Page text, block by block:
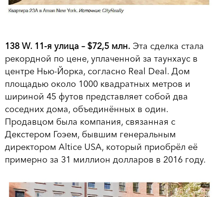
138 W. 11-я улица – $72,5 млн. Эта сделка стала
рекордной по цене, уплаченной за таунхаус в
центре Нью-Йорка, согласно Real Deal. Дом
площадью около 1000 квадратных метров и
шириной 45 футов представляет собой два
соседних дома, объединённых в один.
Продавцом была компания, связанная с
Декстером Гоэем, бывшим генеральным
директором Altice USA, который приобрёл её
примерно за 31 миллион долларов в 2016 году.